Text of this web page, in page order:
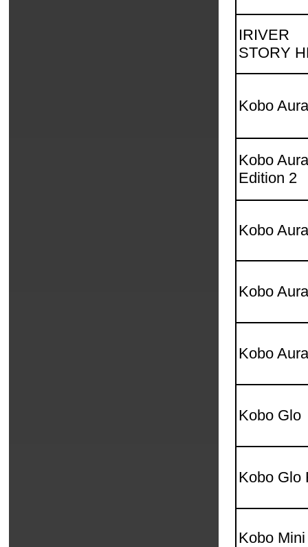
IRIVER
STORY
Kobo
Kobo
Edition 2
Kobo
Kobo
Kobo
Kobo Glo
Kobo Glo
Kobo Mini